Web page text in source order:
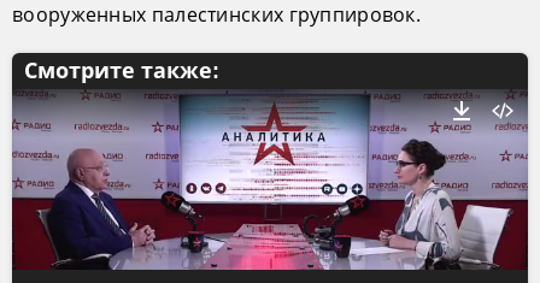
вооруженных палестинских группировок.
Смотрите также: